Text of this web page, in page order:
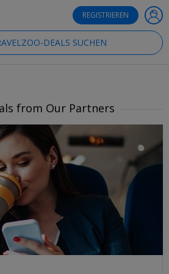
REGISTRIEREN
DEALS SUCHEN
from Our Partners